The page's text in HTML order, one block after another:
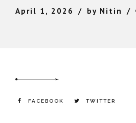
April 1, 2026 by Nitin
FACEBOOK TWITTER